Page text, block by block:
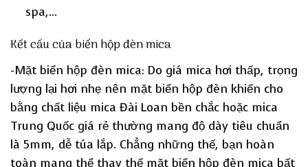
spa,…
Kết cấu của biển hộp đèn mica
-Mặt biển hộp đèn mica: Do giá mica hơi thấp, trọng
lượng lại hơi nhẹ nên mặt biển hộp đèn khiến cho
bằng chất liệu mica Đài Loan bền chắc hoặc mica
Trung Quốc giá rẻ thường mang độ dày tiêu chuẩn
là 5mm, dễ túa lắp. Chẳng những thế, bạn hoàn
toàn mang thể thay thế mặt biển hộp đèn mica bất